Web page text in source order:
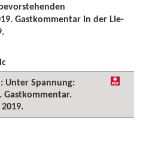
Gastkommentar in der Lie-
Unter Spannung:
Gastkommentar.